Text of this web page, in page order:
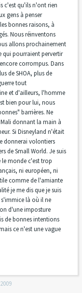
c'est qu'ils n'ont rien
gens à penser
bonnes raisons, à
Nous réinventons
allons prochainement
qui pourraient pervertir
corrompus. Dans
de SHOA, plus de
tout
et d'ailleurs, l'homme
bien pour lui, nous
barrières. Ne
donnant la main à
Si Disneyland n'était
donnerai volontiers
de Small World. Je suis
monde c'est trop
ni européen, ni
comme de l'amiante
je me dis que je suis
là où il ne
d'une imposture
de bonnes intentions
ce n'est une vague